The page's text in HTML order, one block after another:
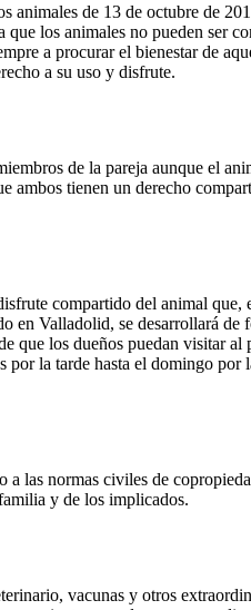
de 13 de octubre de
los animales no pueden ser
a procurar el bienestar de
a su uso y disfrute.
de la pareja aunque el
ambos tienen un derecho
compartido del animal que,
en Valladolid, se desarrollará de
que los dueños puedan visitar al
la tarde hasta el domingo por
las normas civiles de
y de los implicados.
vacunas y otros